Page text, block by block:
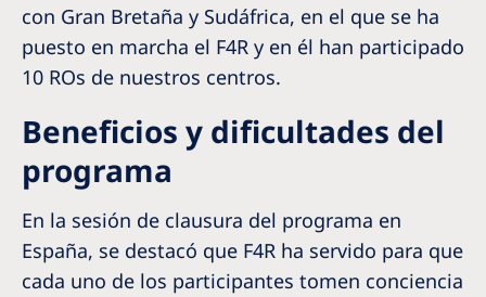
con Gran Bretaña y Sudáfrica, en el que se ha
puesto en marcha el F4R y en él han participado
10 ROs de nuestros centros.
Beneficios y dificultades del
programa
En la sesión de clausura del programa en
España, se destacó que F4R ha servido para que
cada uno de los participantes tomen conciencia